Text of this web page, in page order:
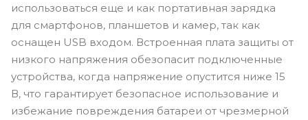
использоваться еще и как портативная зарядка
для смартфонов, планшетов и камер, так как
оснащен USB входом. Встроенная плата защиты от
низкого напряжения обезопасит подключенные
устройства, когда напряжение опустится ниже 15
В, что гарантирует безопасное использование и
избежание повреждения батареи от чрезмерной